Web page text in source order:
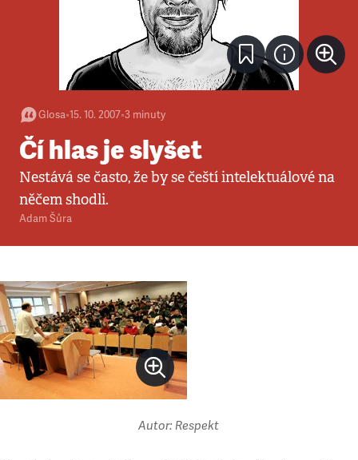
Glosa•15. 10. 2007•3 minuty
Čí hlas je slyšet
Nestává se často, že by se čeští intelektuálové na
něčem shodli.
Adam Šůra
Autor: Respekt